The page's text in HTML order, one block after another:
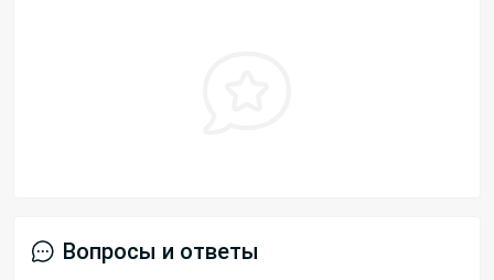
Вопросы и ответы